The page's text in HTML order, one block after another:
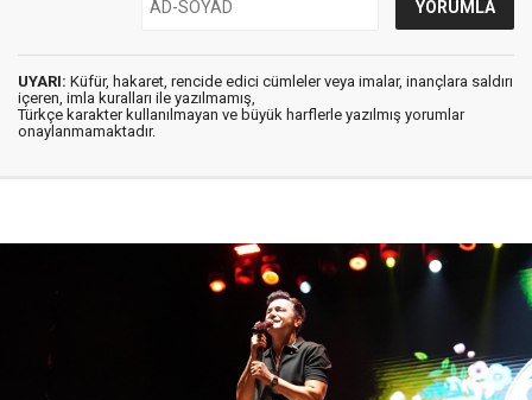
UYARI: Küfür, hakaret, rencide edici cümleler veya imalar, inançlara saldırı
içeren, imla kuralları ile yazılmamış,
Türkçe karakter kullanılmayan ve büyük harflerle yazılmış yorumlar
onaylanmamaktadır.